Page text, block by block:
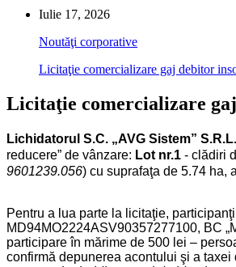
Iulie 17, 2026
Noutăţi corporative
Licitaţie comercializare gaj debitor
Licitaţie comercializare
Lichidatorul S.C. „AVG Sistem”
reducere” de vânzare: Lot nr.1 - clădiri
9601239.056) cu suprafaţa de 5.74 ha,
Pentru a lua parte la licitaţie,
MD94MO2224ASV90357277100, BC
participare în mărime de 500 lei –
confirmă depunerea acontului şi a